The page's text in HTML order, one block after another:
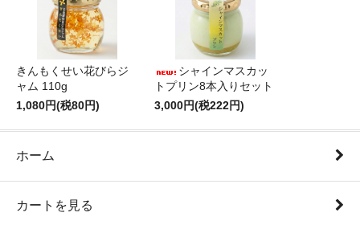
きんもくせい花びらジ
ャム 110g
1,080円(税80円)
シャインマスカッ
トプリン8本入りセット
3,000円(税222円)
ホーム
カートを見る